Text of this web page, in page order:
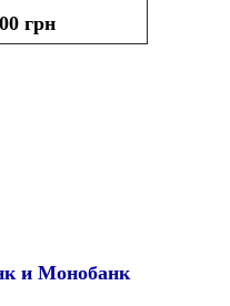
грн
и Монобанк